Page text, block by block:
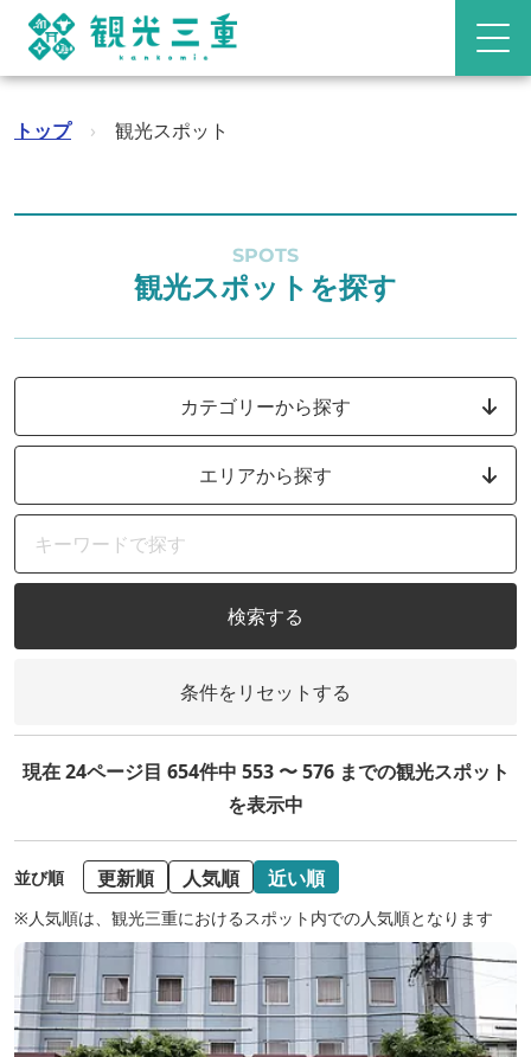
トップ › 観光スポット
SPOTS
観光スポットを探す
カテゴリーから探す
エリアから探す
検索する
条件をリセットする
現在 24ページ目 654件中 553 〜 576 までの観光スポット
を表示中
並び順 更新順 人気順 近い順
※人気順は、観光三重におけるスポット内での人気順となります